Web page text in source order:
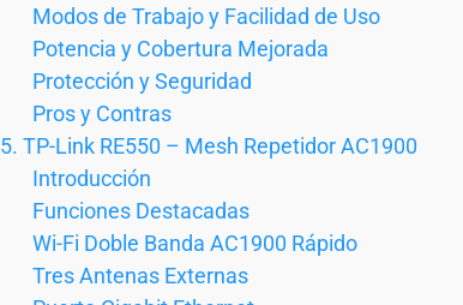
Modos de Trabajo y Facilidad de Uso
Potencia y Cobertura Mejorada
Protección y Seguridad
Pros y Contras
5. TP-Link RE550 – Mesh Repetidor AC1900
Introducción
Funciones Destacadas
Wi-Fi Doble Banda AC1900 Rápido
Tres Antenas Externas